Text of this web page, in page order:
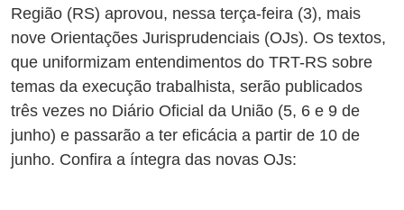
Região (RS) aprovou, nessa terça-feira (3), mais
nove Orientações Jurisprudenciais (OJs). Os textos,
que uniformizam entendimentos do TRT-RS sobre
temas da execução trabalhista, serão publicados
três vezes no Diário Oficial da União (5, 6 e 9 de
junho) e passarão a ter eficácia a partir de 10 de
junho. Confira a íntegra das novas OJs: